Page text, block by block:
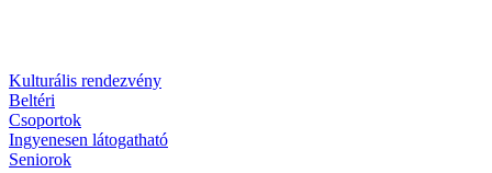
Kulturális rendezvény
Beltéri
Csoportok
Ingyenesen látogatható
Seniorok